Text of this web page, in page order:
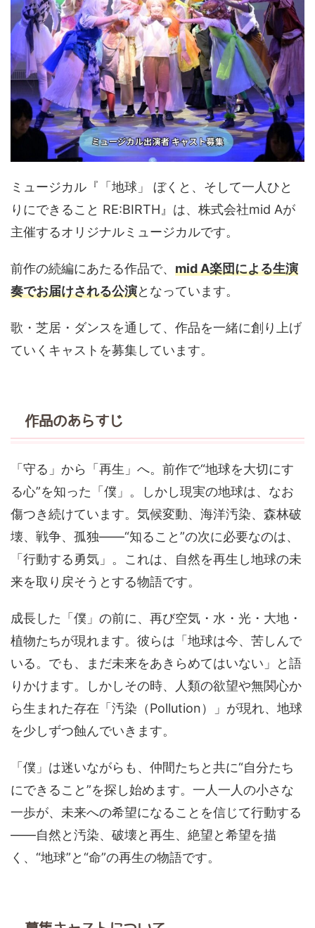
ミュージカル『「地球」 ぼくと、そして一人ひと
りにできること RE:BIRTH』は、株式会社mid Aが
主催するオリジナルミュージカルです。
前作の続編にあたる作品で、 mid A楽団による生演
奏でお届けされる公演となっています。
歌・芝居・ダンスを通して、作品を一緒に創り上げ
ていくキャストを募集しています。
作品のあらすじ
「守る」から「再生」へ。前作で“地球を大切にす
る心”を知った「僕」。しかし現実の地球は、なお
傷つき続けています。気候変動、海洋汚染、森林破
壊、戦争、孤独——“知ること”の次に必要なのは、
「行動する勇気」。これは、自然を再生し地球の未
来を取り戻そうとする物語です。
成長した「僕」の前に、再び空気・水・光・大地・
植物たちが現れます。彼らは「地球は今、苦しんで
いる。でも、まだ未来をあきらめてはいない」と語
りかけます。しかしその時、人類の欲望や無関心か
ら生まれた存在「汚染（Pollution）」が現れ、地球
を少しずつ蝕んでいきます。
「僕」は迷いながらも、仲間たちと共に“自分たち
にできること”を探し始めます。一人一人の小さな
一歩が、未来への希望になることを信じて行動する
——自然と汚染、破壊と再生、絶望と希望を描
く、“地球”と“命”の再生の物語です。